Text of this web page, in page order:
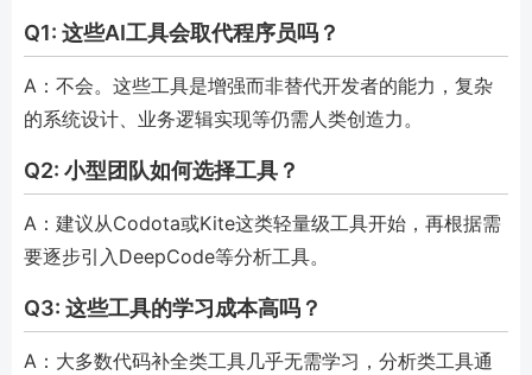
Q1: 这些AI工具会取代程序员吗？
A：不会。这些工具是增强而非替代开发者的能力，复杂
的系统设计、业务逻辑实现等仍需人类创造力。
Q2: 小型团队如何选择工具？
A：建议从Codota或Kite这类轻量级工具开始，再根据需
要逐步引入DeepCode等分析工具。
Q3: 这些工具的学习成本高吗？
A：大多数代码补全类工具几乎无需学习，分析类工具通